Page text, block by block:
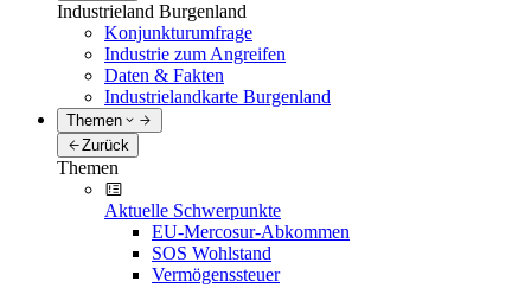
Industrieland Burgenland
Konjunkturumfrage
Industrie zum Angreifen
Daten & Fakten
Industrielandkarte Burgenland
Themen
Zurück
Themen
Aktuelle Schwerpunkte
EU-Mercosur-Abkommen
SOS Wohlstand
Vermögenssteuer